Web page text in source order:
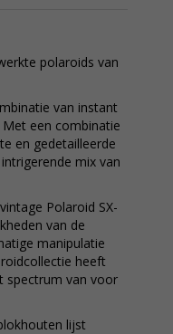
polaroids van
van instant
een combinatie
en gedetailleerde
mix van
Polaroid SX-
van de
manipulatie
heeft
spectrum van voor
lijst